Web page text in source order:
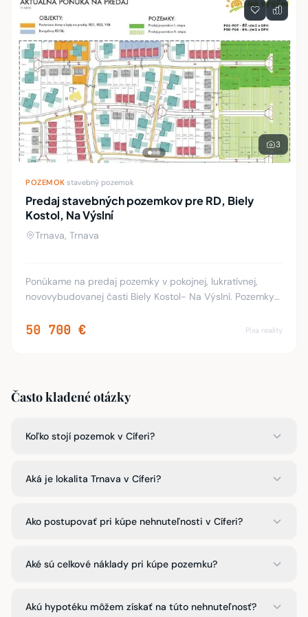
3
POZEMOK stavebný pozemok
Predaj stavebných pozemkov pre RD, Biely
Kostol, Na Výslní
Trnava, Trnava
Ponúkame na predaj pozemky v pokojnej, lukratívnej,
novovybudovanej časti Biely Kostol- Na Výslní. Pozemky
pozemkov sú v rôznych veľkostiach, s rôznymi ší
50 700 € Pixa reality
Často kladené otázky
Koľko stojí pozemok v Cíferi?
Aká je lokalita Trnava v Cíferi?
Ako postupovať pri kúpe nehnuteľnosti v Cíferi?
Aké sú celkové náklady pri kúpe pozemku?
Akú hypotéku môžem získať na túto nehnuteľnosť?